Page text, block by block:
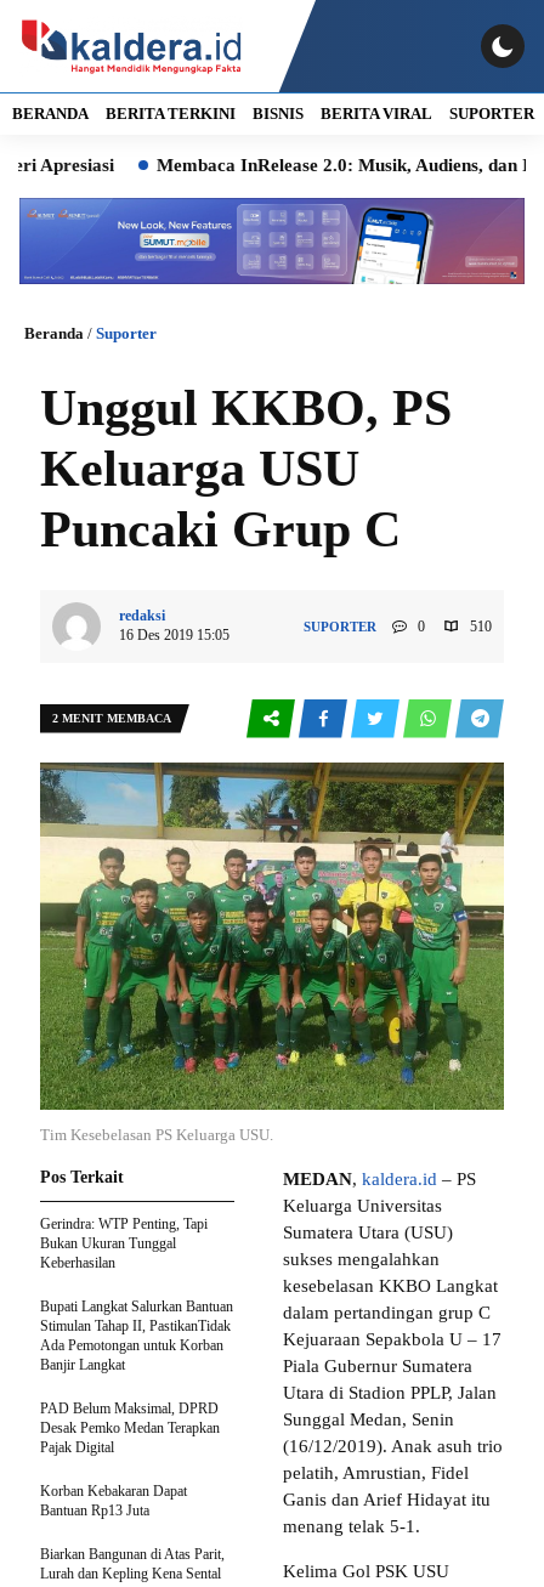
BERANDA BERITA TERKINI BISNIS BERITA VIRAL SUPORTER
Membaca InRelease 2.0: Musik, Audiens, dan Ingatan
Beranda / Suporter
Unggul KKBO, PS
Keluarga USU
Puncaki Grup C
redaksi
16 Des 2019 15:05
SUPORTER 0 510
2 MENIT MEMBACA
Tim Kesebelasan PS Keluarga USU.
MEDAN, kaldera.id – PS
Keluarga Universitas
Sumatera Utara (USU)
sukses mengalahkan
kesebelasan KKBO Langkat
dalam pertandingan grup C
Kejuaraan Sepakbola U – 17
Piala Gubernur Sumatera
Utara di Stadion PPLP, Jalan
Sunggal Medan, Senin
(16/12/2019). Anak asuh trio
pelatih, Amrustian, Fidel
Ganis dan Arief Hidayat itu
menang telak 5-1.
Kelima Gol PSK USU
Pos Terkait
Gerindra: WTP Penting, Tapi
Bukan Ukuran Tunggal
Keberhasilan
Bupati Langkat Salurkan Bantuan
Stimulan Tahap II, PastikanTidak
Ada Pemotongan untuk Korban
Banjir Langkat
PAD Belum Maksimal, DPRD
Desak Pemko Medan Terapkan
Pajak Digital
Korban Kebakaran Dapat
Bantuan Rp13 Juta
Biarkan Bangunan di Atas Parit,
Lurah dan Kepling Kena Sental